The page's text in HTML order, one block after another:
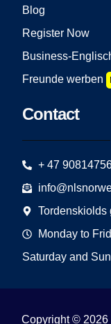
Blog
Register Now
Business-
Freunde werben
Contact
+ 47
Tordenskiolds
Monday to
Saturday and
Copyright © 2026